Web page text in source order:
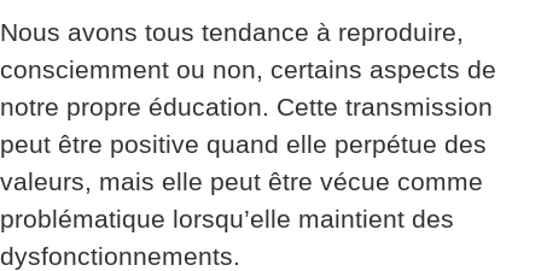
Nous avons tous tendance à reproduire,
consciemment ou non, certains aspects de
notre propre éducation. Cette transmission
peut être positive quand elle perpétue des
valeurs, mais elle peut être vécue comme
problématique lorsqu’elle maintient des
dysfonctionnements.